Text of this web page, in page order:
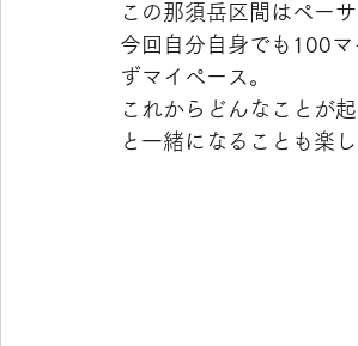
この那須岳区間はペー
今回自分自身でも100
ずマイペース。
これからどんなことが
と一緒になることも楽